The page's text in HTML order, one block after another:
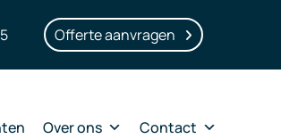
Offerte aanvragen
Over ons Contact